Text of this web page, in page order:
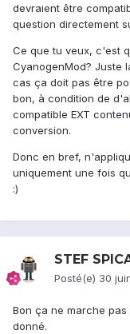
devraient être
question directement
Ce que tu veux, c'est
CyanogenMod? Juste
cas ça doit pas être
bon, à condition de
compatible EXT
conversion.
Donc en bref,
uniquement une fois
:)
STEF
Posté(e) 30
Bon ça ne marche
donné.